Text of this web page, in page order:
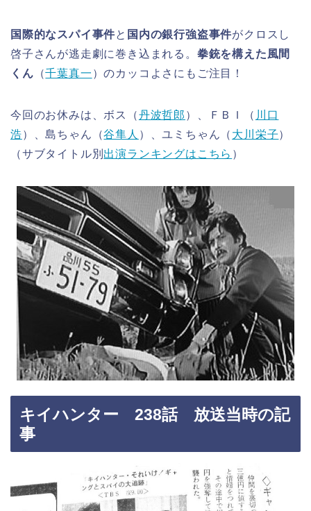
国際的なスパイ事件と 国内の銀行強盗事件がクロスし
啓子さんが逃走劇に巻き込まれる。 拳銃を構えた風間
くん （千葉真一 ）のカッコよさにもご注目！
今回のお休みは、ボス（丹波哲郎 ）、ＦＢＩ（ 川口
浩）、島ちゃん（谷隼人 ）、ユミちゃん（ 大川栄子）
（サブタイトル別 出演ランキングはこちら ）
キイハンター 238話 放送当時の記
事